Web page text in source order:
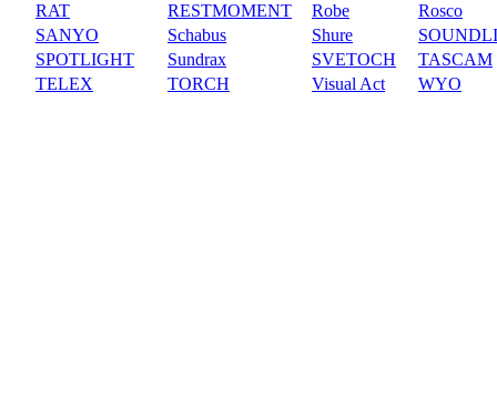
RAT
RESTMOMENT Robe
Rosco
SANYO
Schabus Shure
SPOTLIGHT
Sundrax SVETOCH
TASCAM
TELEX
TORCH Visual Act WYO